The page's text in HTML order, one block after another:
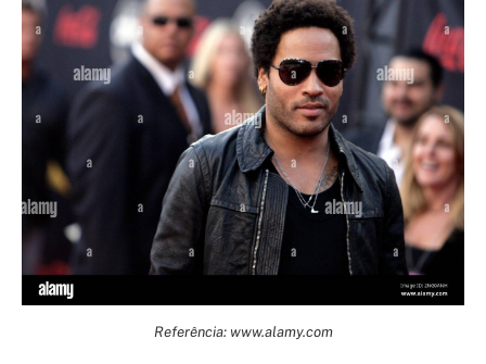
Referência: www.alamy.com